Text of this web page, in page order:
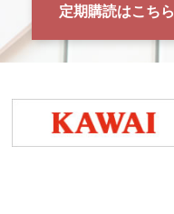
定期購読はこちら